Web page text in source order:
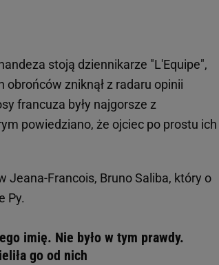
stoją dziennikarze "L'Equipe",
zniknął z radaru opinii
francuza były najgorsze z
powiedziano, że ojciec po prostu ich
Jeana-Francois, Bruno Saliba, który o
Py.
imię. Nie było w tym prawdy.
go od nich